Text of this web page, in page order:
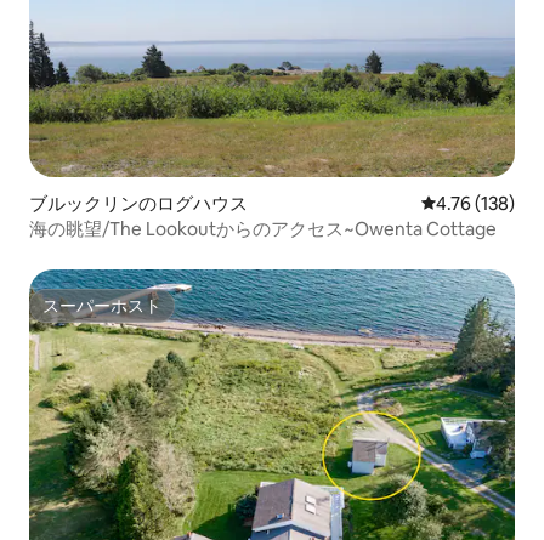
ブルックリンのログハウス レビュー138
4.76 (138)
海の眺望/The Lookoutからのアクセス~Owenta Cottage
スーパーホスト
スーパーホスト